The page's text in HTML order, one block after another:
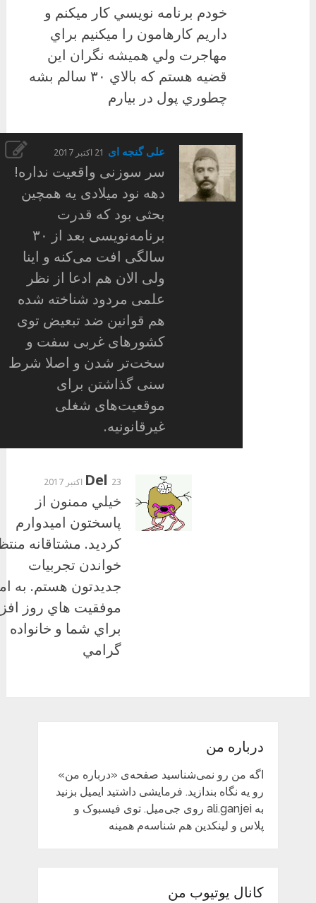
خودم برنامه نويسي كار ميكنم و
داريم كارهامون را ميكنيم براي
مهاجرت ولي هميشه نگران اين
قضيه هستم كه بالاي ٣٠ سالم بشه
چطوري پول در بيارم
علی گنجه ای 21 اکتبر 2017
سر سوزنی واقعیت نداره!
دهه نود میلادی یه همچین
بحثی بود که قدرت
برنامه‌نویسی بعد از ۳۰
سالگی افت می‌کنه و اینا
ولی الان هم ادعا از نظر
علمی مردود شناخته شده
هم قوانین ضد تبعیض توی
کشورهای غربی سفت و
سخت‌تر شدن و اصلا شرط
سنی گذاشتن برای
موقعیت‌های شغلی
غیرقانونیه.
Del 23 اکتبر 2017
خيلي ممنون از
پاسختون اميدوارم
كرديد. مشتاقانه
خواندن تجربيات
جديدتون هستم. به
موفقيت هاي روز
براي شما و خانواده
گرامي
درباره من
اگه من رو نمی‌شناسید صفحه‌ی «درباره من»
رو یه نگاه بندازید. فرمایشی داشتید ایمیل بزنید
به ali.ganjei روی جی‌میل. توی فیسبوک و
پلاس و لینکدین هم شناسه‌م همینه
کانال یوتیوب من